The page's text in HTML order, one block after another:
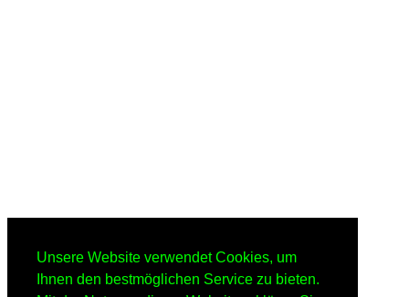
Unsere Website verwendet Cookies, um
Ihnen den bestmöglichen Service zu bieten.